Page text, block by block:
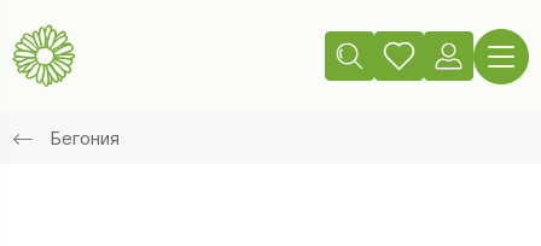
Бегония